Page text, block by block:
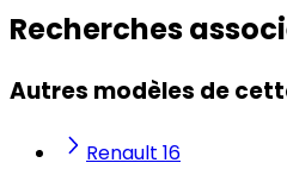
Recherches
Autres modèles de
Renault 16